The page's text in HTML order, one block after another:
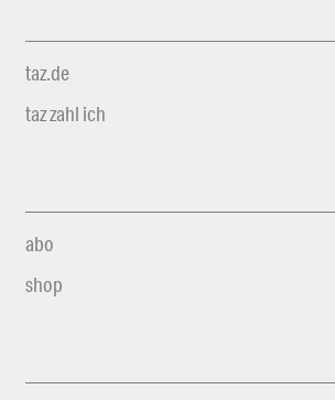
taz.de
taz zahl ich
abo
shop